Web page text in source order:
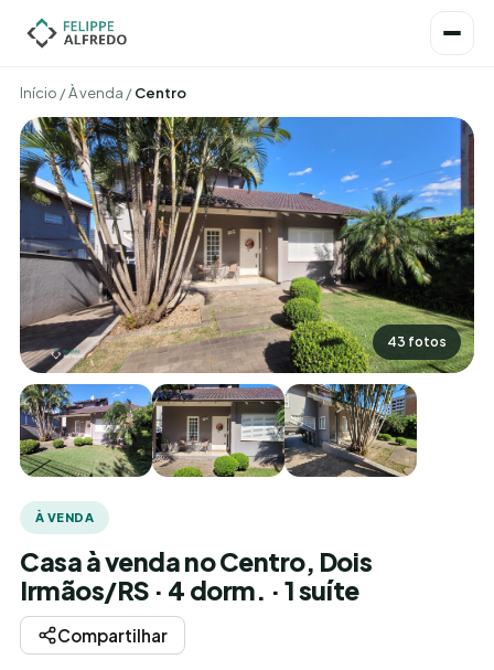
Início /À venda /Centro
43 fotos
À VENDA
Casa à venda no Centro, Dois
Irmãos/RS · 4 dorm. · 1 suíte
Compartilhar